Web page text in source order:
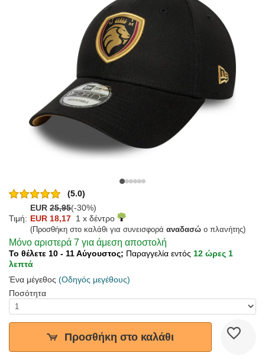
(5.0)
EUR 25,95(-30%)
Τιμή: EUR 18,17 1 x δέντρο
(Προσθήκη στο καλάθι για συνεισφορά αναδασώ ο πλανήτης)
Μόνο αριστερά 7 για άμεση αποστολή
Το θέλετε 10 - 11 Αύγουστος; Παραγγελία εντός 12 ώρες 1
λεπτά
Ένα μέγεθος (Οδηγός μεγέθους)
Ποσότητα
Προσθήκη στο καλάθι